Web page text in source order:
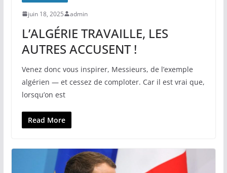
juin 18, 2025 admin
L’ALGÉRIE TRAVAILLE, LES
AUTRES ACCUSENT !
Venez donc vous inspirer, Messieurs, de l’exemple
algérien — et cessez de comploter. Car il est vrai que,
lorsqu’on est
Read More